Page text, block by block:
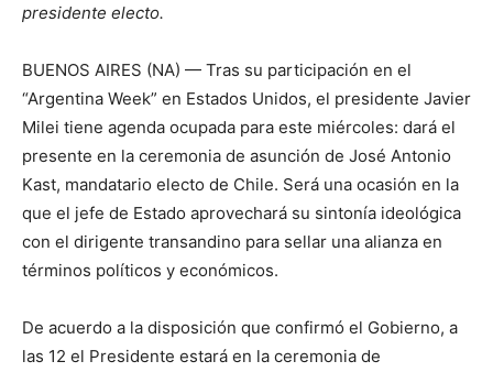
presidente electo.
BUENOS AIRES (NA) — Tras su participación en el
“Argentina Week” en Estados Unidos, el presidente Javier
Milei tiene agenda ocupada para este miércoles: dará el
presente en la ceremonia de asunción de José Antonio
Kast, mandatario electo de Chile. Será una ocasión en la
que el jefe de Estado aprovechará su sintonía ideológica
con el dirigente transandino para sellar una alianza en
términos políticos y económicos.
De acuerdo a la disposición que confirmó el Gobierno, a
las 12 el Presidente estará en la ceremonia de